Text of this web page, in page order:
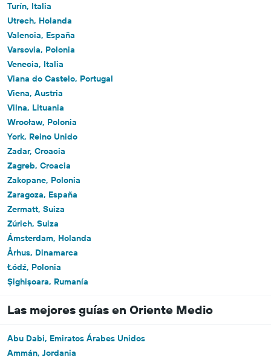
Turín, Italia
Utrech, Holanda
Valencia, España
Varsovia, Polonia
Venecia, Italia
Viana do Castelo, Portugal
Viena, Austria
Vilna, Lituania
Wrocław, Polonia
York, Reino Unido
Zadar, Croacia
Zagreb, Croacia
Zakopane, Polonia
Zaragoza, España
Zermatt, Suiza
Zúrich, Suiza
Ámsterdam, Holanda
Århus, Dinamarca
Łódź, Polonia
Şighişoara, Rumanía
Las mejores guías en Oriente Medio
Abu Dabi, Emiratos Árabes Unidos
Ammán, Jordania